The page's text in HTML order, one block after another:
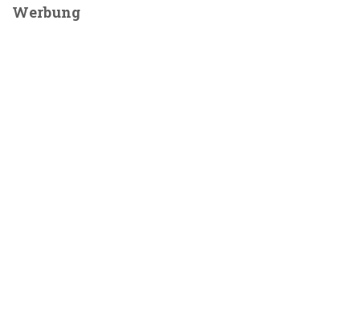
Werbung